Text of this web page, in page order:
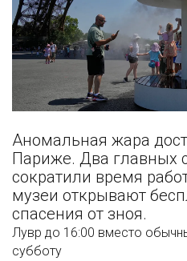
Аномальная жара
Париже. Два главных
сократили время
музеи открывают
спасения от зноя.
Лувр до 16:00 вместо
субботу